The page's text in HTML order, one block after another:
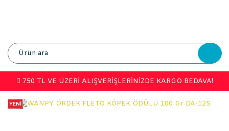
750 TL VE ÜZERİ ALIŞVERİŞLERİNİZDE KARGO BEDAVA!
YENİ